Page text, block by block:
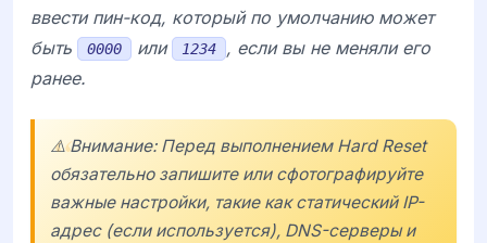
ввести пин-код, который по умолчанию может
быть
0000 или 1234
, если вы не меняли его
ранее.
⚠️ Внимание: Перед выполнением Hard Reset
обязательно запишите или сфотографируйте
важные настройки, такие как статический IP-
адрес (если используется), DNS-серверы и